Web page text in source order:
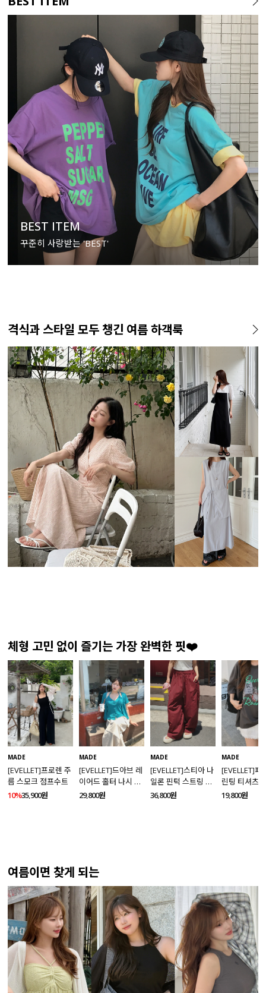
BEST ITEM
꾸준히 사랑받는 'BEST'
격식과 스타일 모두 챙긴 여름 하객룩
체형 고민 없이 즐기는 가장 완벽한 핏❤️
MADE
[EVELLET]프로렌 주
름 스모크 점프수트
10%35,900원
MADE
[EVELLET]드아브 레
이어드 홀터 나시 가
디건 티셔츠
29,800원
MADE
[EVELLET]스티아 나
일론 핀턱 스트링 커
브드 밴딩팬츠
36,800원
MADE
[EVELLET]페
린팅 티셔츠
19,800원
여름이면 찾게 되는